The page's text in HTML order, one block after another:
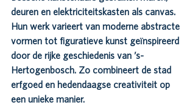
deuren en elektriciteitskasten als canvas.
Hun werk varieert van moderne abstracte
vormen tot figuratieve kunst geïnspireerd
door de rijke geschiedenis van ’s-
Hertogenbosch. Zo combineert de stad
erfgoed en hedendaagse creativiteit op
een unieke manier.